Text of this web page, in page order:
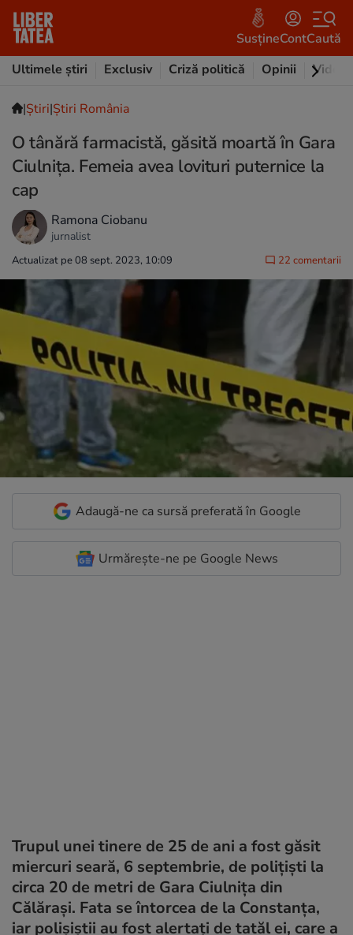
SusțineContCaută
Ultimele știri
Exclusiv Criză politică Opinii Video
|Ştiri|Știri România
O tânără farmacistă, găsită moartă în Gara
Ciulnița. Femeia avea lovituri puternice la
cap
Ramona Ciobanu
jurnalist
Actualizat pe 08 sept. 2023, 10:09 22 comentarii
Adaugă-ne ca sursă preferată în Google
Urmărește-ne pe Google News
Trupul unei tinere de 25 de ani a fost găsit
miercuri seară, 6 septembrie, de polițiști la
circa 20 de metri de Gara Ciulniţa din
Călărași. Fata se întorcea de la Constanța,
iar polişiştii au fost alertați de tatăl ei, care a